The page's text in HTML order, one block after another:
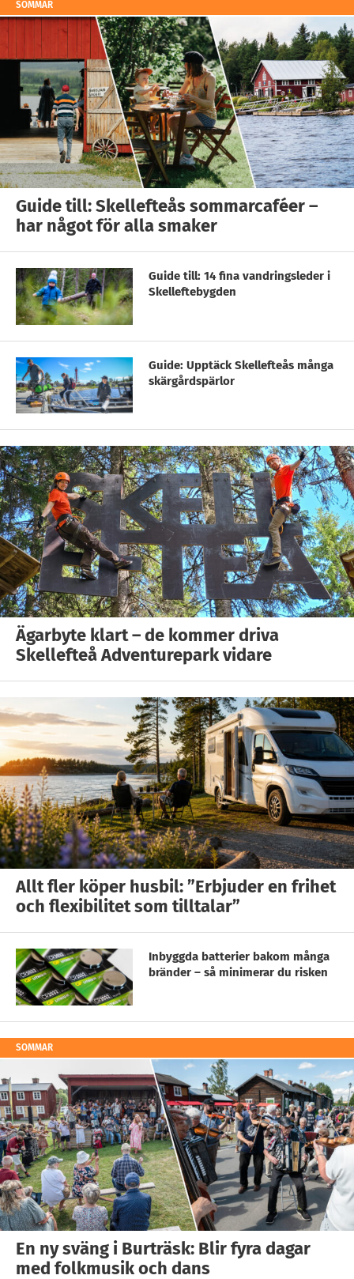
SOMMAR
Guide till: Skellefteås sommarcaféer –
har något för alla smaker
Guide till: 14 fina vandringsleder i
Skelleftebygden
Guide: Upptäck Skellefteås många
skärgårdspärlor
Ägarbyte klart – de kommer driva
Skellefteå Adventurepark vidare
Allt fler köper husbil: ”Erbjuder en frihet
och flexibilitet som tilltalar”
Inbyggda batterier bakom många
bränder – så minimerar du risken
SOMMAR
En ny sväng i Burträsk: Blir fyra dagar
med folkmusik och dans